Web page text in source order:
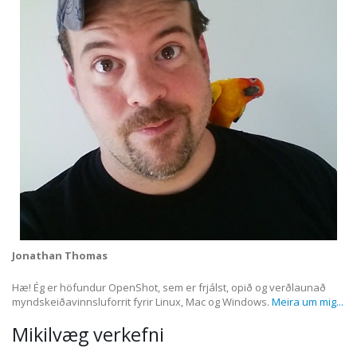
Jonathan Thomas
Hæ! Ég er höfundur OpenShot, sem er frjálst, opið og verðlaunað
myndskeiðavinnsluforrit fyrir Linux, Mac og Windows. Meira um mig...
Mikilvæg verkefni